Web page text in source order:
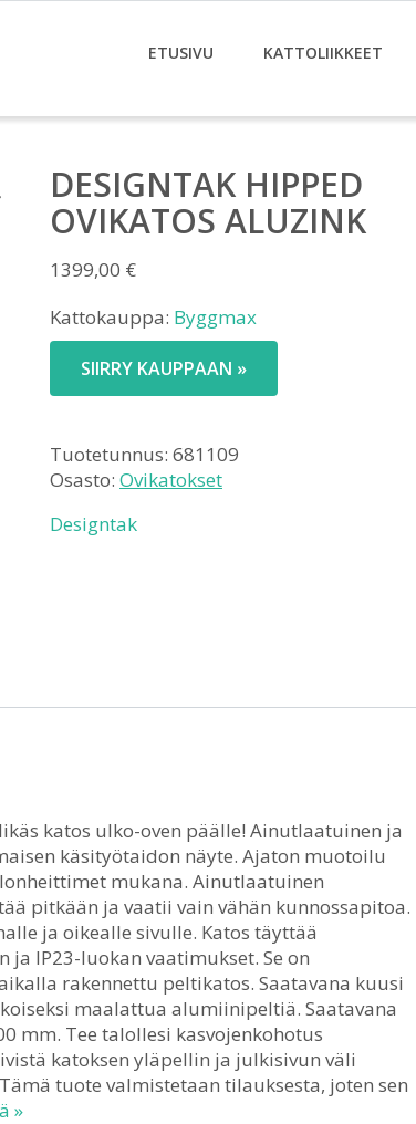
ETUSIVU KATTOLIIKKEET
DESIGNTAK HIPPED
OVIKATOS ALUZINK
1399,00 €
Kattokauppa: Byggmax
SIIRRY KAUPPAAN »
Tuotetunnus: 681109
Osasto: Ovikatokset
Designtak
katos ulko-oven päälle! Ainutlaatuinen ja
käsityötaidon näyte. Ajaton muotoilu
mukana. Ainutlaatuinen
pitkään ja vaatii vain vähän kunnossapitoa.
ja oikealle sivulle. Katos täyttää
IP23-luokan vaatimukset. Se on
rakennettu peltikatos. Saatavana kuusi
maalattua alumiinipeltiä. Saatavana
mm. Tee talollesi kasvojenkohotus
katoksen yläpellin ja julkisivun väli
tuote valmistetaan tilauksesta, joten sen
»